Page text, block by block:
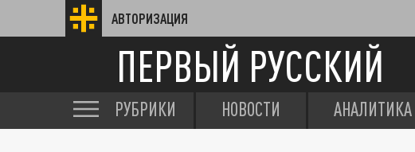
АВТОРИЗАЦИЯ
ПЕРВЫЙ РУССКИЙ
РУБРИКИ НОВОСТИ АНАЛИТИКА